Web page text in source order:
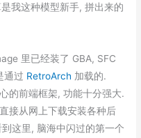
我这种模型新手, 拼出来的
里已经装了 GBA, SFC
通过 RetroArch 加载的.
的前端框架, 功能十分强大.
接从网上下载安装各种后
到这里, 脑海中闪过的第一个